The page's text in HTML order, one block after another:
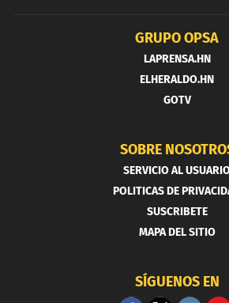
GRUPO OPSA
LAPRENSA.HN
ELHERALDO.HN
GOTV
SOBRE
SERVICIO AL
POLITICAS DE
SUSCRIBETE
MAPA DEL SITIO
SÍGUENOS EN